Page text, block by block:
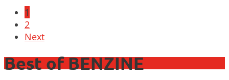
Posts
navigation
1
2
Next
Best of BENZINE